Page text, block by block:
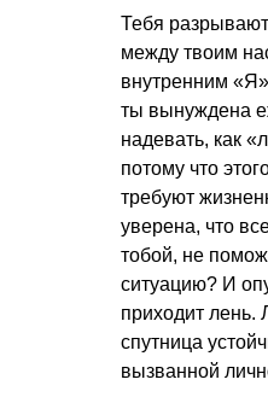
Тебя
между твоим
внутренним
ты вынуждена
надевать, как
потому что
требуют
уверена, что
тобой, не
ситуацию? И
приходит лень.
спутница
вызванной